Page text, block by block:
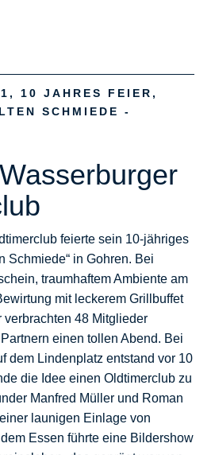
10 JAHRES FEIER,
SCHMIEDE -
feierte sein 10-jähriges
Schmiede“ in Gohren. Bei
traumhaftem Ambiente am
mit leckerem Grillbuffet
48 Mitglieder
einen tollen Abend. Bei
dem Lindenplatz entstand vor 10
die Idee einen Oldtimerclub zu
Manfred Müller und Roman
launigen Einlage von
Essen führte eine Bildershow